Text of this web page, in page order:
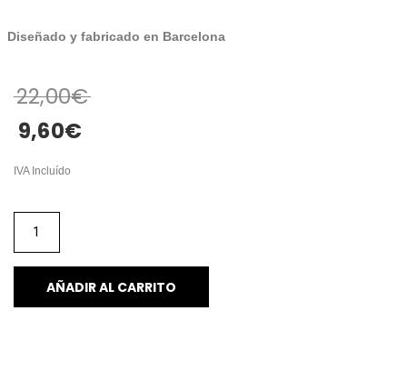
Diseñado y fabricado en Barcelona
22,00€
9,60€
IVA Incluído
AÑADIR AL CARRITO